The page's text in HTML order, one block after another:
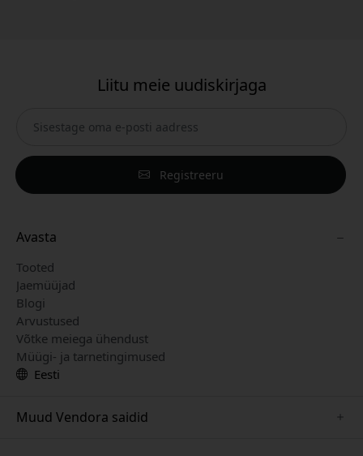
Liitu meie uudiskirjaga
Registreeru
Avasta
Tooted
Jaemüüjad
Blogi
Arvustused
Võtke meiega ühendust
Müügi- ja tarnetingimused
Eesti
Muud Vendora saidid